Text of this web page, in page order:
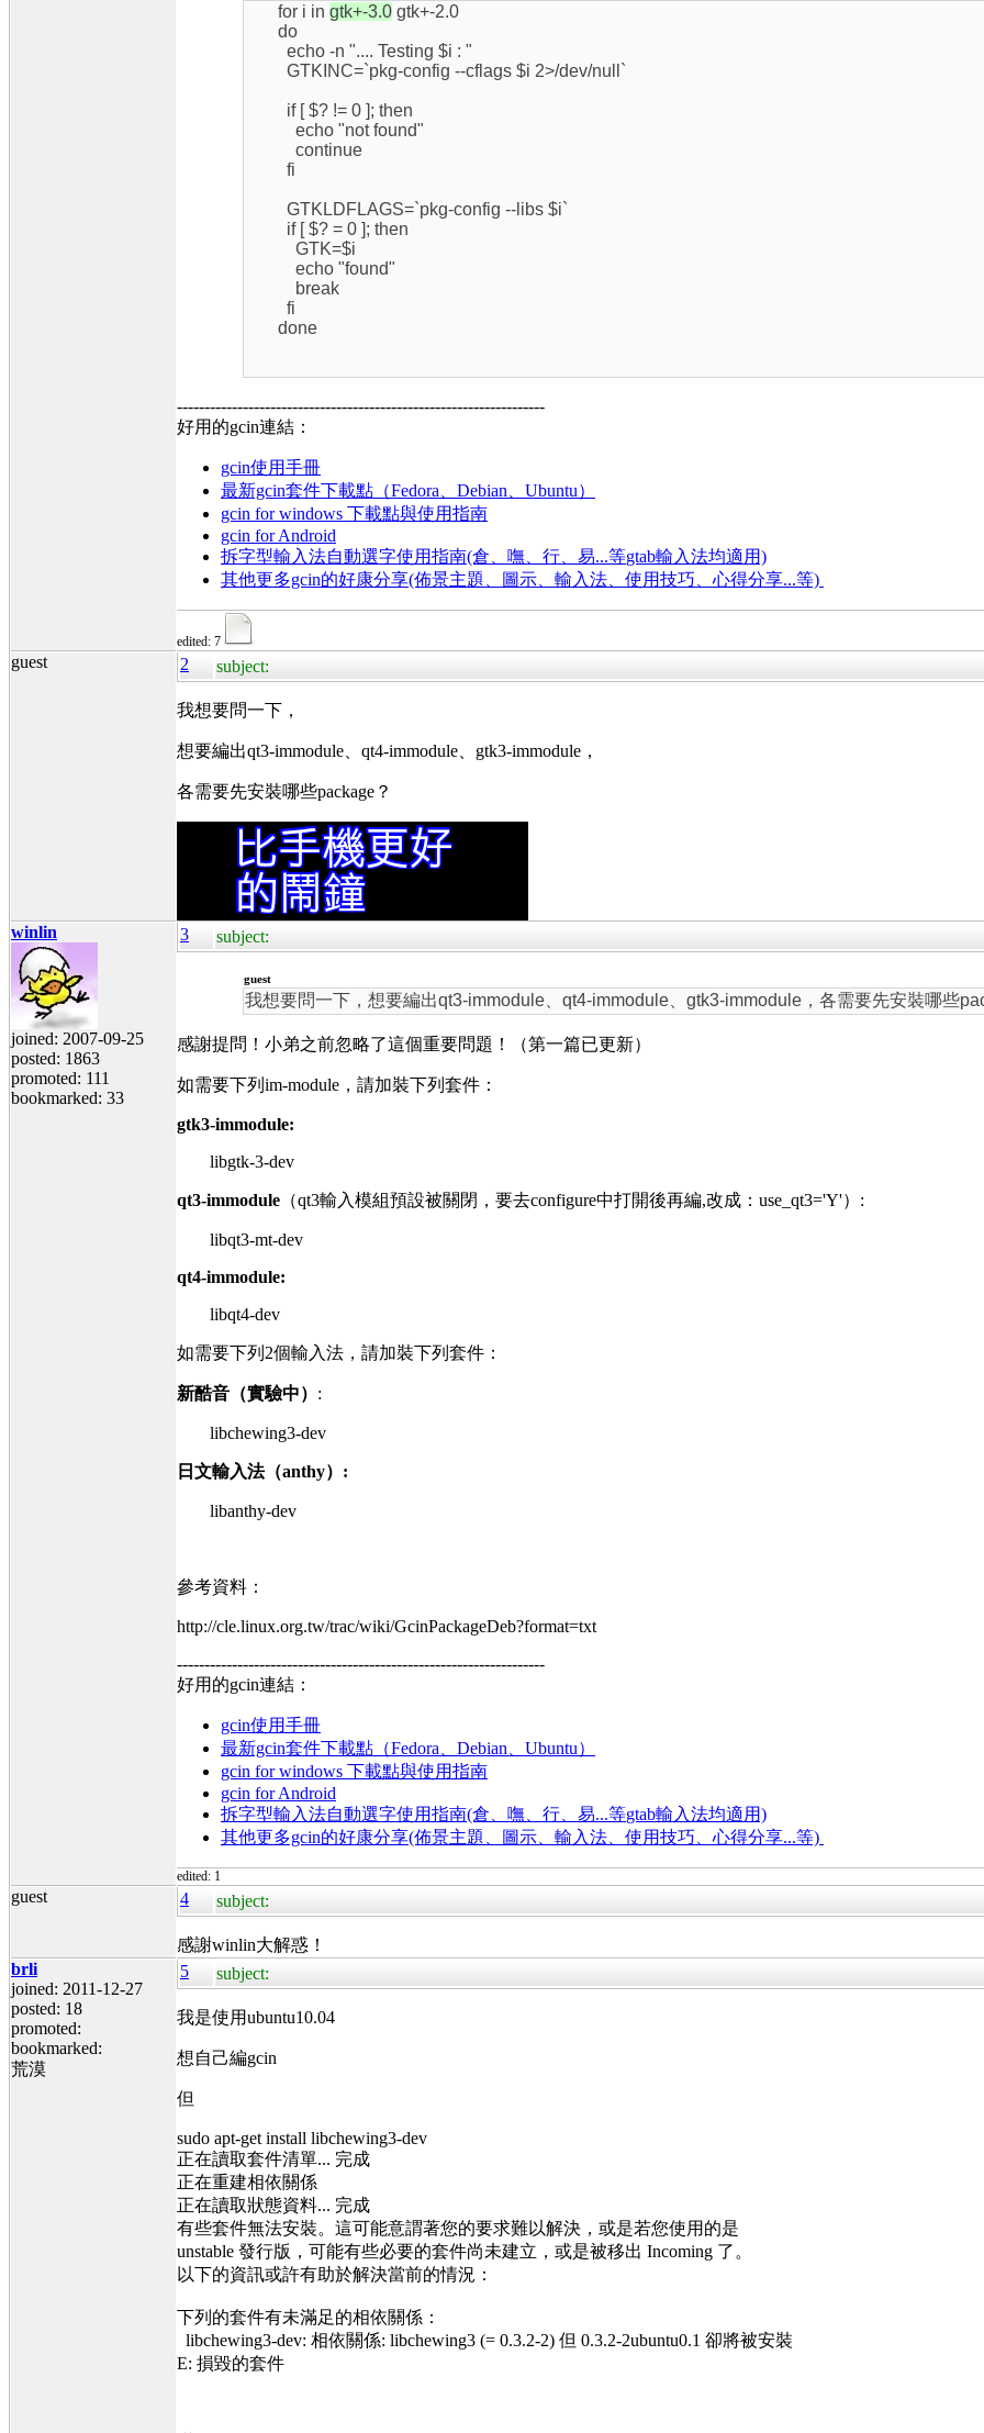
for i in gtk+-3.0 gtk+-2.0
do
echo -n ".... Testing $i : "
GTKINC=`pkg-config --cflags $i 2>/dev/null`
if [ $? != 0 ]; then
echo "not found"
continue
fi
GTKLDFLAGS=`pkg-config --libs $i`
if [ $? = 0 ]; then
GTK=$i
echo "found"
break
fi
done
-------------------------------------------------------------------
好用的gcin連結：
gcin使用手冊
最新gcin套件下載點（Fedora、Debian、Ubuntu）
gcin for windows 下載點與使用指南
gcin for Android
拆字型輸入法自動選字使用指南(倉、嘸、行、易...等gtab輸入法均適用)
其他更多gcin的好康分享(佈景主題、圖示、輸入法、使用技巧、心得分享...等)
edited: 7
guest 2 subject:
我想要問一下，
想要編出qt3-immodule、qt4-immodule、gtk3-immodule，
各需要先安裝哪些package？
winlin
joined: 2007-09-25
posted: 1863
promoted: 111
bookmarked: 33
3 subject:
guest
我想要問一下，想要編出qt3-immodule、qt4-immodule、gtk3-immodule，各需要先安裝哪些
感謝提問！小弟之前忽略了這個重要問題！（第一篇已更新）
如需要下列im-module，請加裝下列套件：
gtk3-immodule:
libgtk-3-dev
qt3-immodule （qt3輸入模組預設被關閉，要去configure中打開後再編,改成：use_qt3='Y'）:
libqt3-mt-dev
qt4-immodule:
libqt4-dev
如需要下列2個輸入法，請加裝下列套件：
新酷音（實驗中） :
libchewing3-dev
日文輸入法（anthy）:
libanthy-dev
參考資料：
http://cle.linux.org.tw/trac/wiki/GcinPackageDeb?format=txt
-------------------------------------------------------------------
好用的gcin連結：
gcin使用手冊
最新gcin套件下載點（Fedora、Debian、Ubuntu）
gcin for windows 下載點與使用指南
gcin for Android
拆字型輸入法自動選字使用指南(倉、嘸、行、易...等gtab輸入法均適用)
其他更多gcin的好康分享(佈景主題、圖示、輸入法、使用技巧、心得分享...等)
edited: 1
guest 4 subject:
感謝winlin大解惑！
brli
joined: 2011-12-27
posted: 18
promoted:
bookmarked:
荒漠
5 subject:
我是使用ubuntu10.04
想自己編gcin
但
sudo apt-get install libchewing3-dev
正在讀取套件清單... 完成
正在重建相依關係
正在讀取狀態資料... 完成
有些套件無法安裝。這可能意謂著您的要求難以解決，或是若您使用的是
unstable 發行版，可能有些必要的套件尚未建立，或是被移出 Incoming 了。
以下的資訊或許有助於解決當前的情況：
下列的套件有未滿足的相依關係：
libchewing3-dev: 相依關係: libchewing3 (= 0.3.2-2) 但 0.3.2-2ubuntu0.1 卻將被安裝
E: 損毀的套件